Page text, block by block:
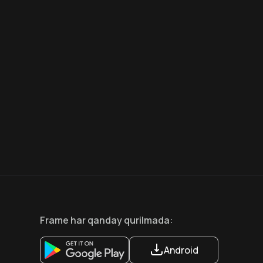
Frame har qanday qurilmada:
Android